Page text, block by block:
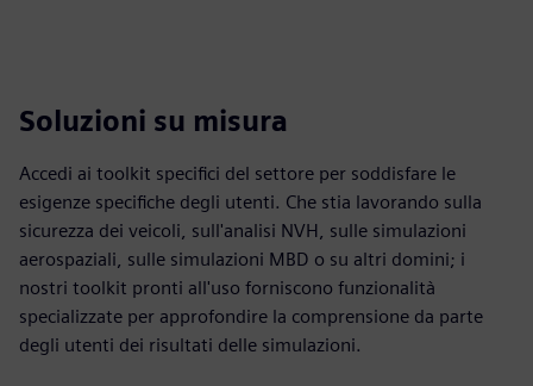
Soluzioni su misura
Accedi ai toolkit specifici del settore per soddisfare le
esigenze specifiche degli utenti. Che stia lavorando sulla
sicurezza dei veicoli, sull'analisi NVH, sulle simulazioni
aerospaziali, sulle simulazioni MBD o su altri domini; i
nostri toolkit pronti all'uso forniscono funzionalità
specializzate per approfondire la comprensione da parte
degli utenti dei risultati delle simulazioni.